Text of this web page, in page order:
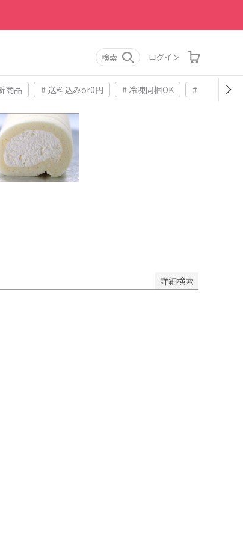
検索 ログイン
商品 # 送料込みor0円 # 冷凍同梱OK # お土産
詳細検索